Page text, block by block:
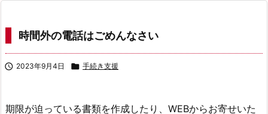
時間外の電話はごめんなさい
 2023年9月4日  手続き支援
期限が迫っている書類を作成したり、WEBからお寄せいた